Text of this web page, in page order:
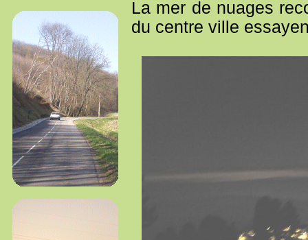
La mer de nuages
du centre ville